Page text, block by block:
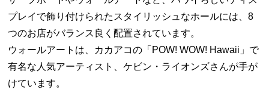
プレイで飾り付けられたスタイリッシュなホールには、8
つのお店がバランス良く配置されています。
ウォールアートは、カカアコの「POW! WOW! Hawaii」で
有名な人気アーティスト、ケビン・ライオンズさんが手が
けています。